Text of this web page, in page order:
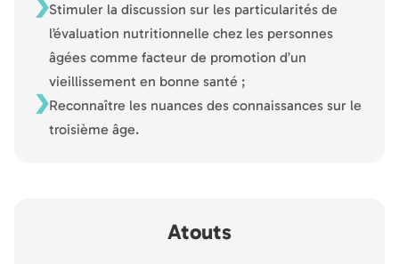
Stimuler la discussion sur les particularités de
l’évaluation nutritionnelle chez les personnes
âgées comme facteur de promotion d’un
vieillissement en bonne santé ;
Reconnaître les nuances des connaissances sur le
troisième âge.
Atouts